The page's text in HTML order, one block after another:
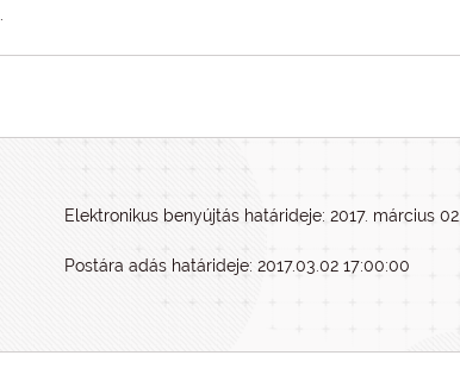
Elektronikus benyújtás határideje: 2017. március 02.
Postára adás határideje: 2017.03.02 17:00:00